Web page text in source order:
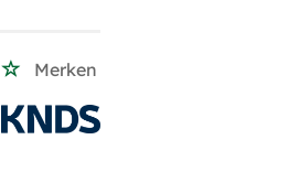
Merken